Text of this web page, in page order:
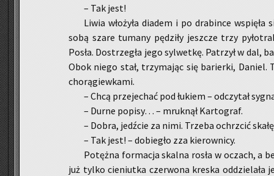
– Tak jest!
Liwia wło­ży­ła dia­dem i po dra­bin­ce
sobą szare tu­ma­ny pę­dzi­ły jesz­cze trzy
Posła. Do­strze­gła jego syl­wet­kę. Pa­trzył w dal,
Obok niego stał, trzy­ma­jąc się ba­rier­ki, Da­niel.
cho­rą­giew­ka­mi.
– Chcą prze­je­chać pod łu­kiem – od­czy­tał
– Durne po­pi­sy… – mruk­nął Kar­to­graf.
– Dobra, jedź­cie za nimi. Trze­ba ochrzcić
– Tak jest! – do­bie­gło zza kie­row­ni­cy.
Po­tęż­na for­ma­cja skal­na rosła w oczach, a
już tylko cie­niut­ka czer­wo­na kre­ska od­dzie­la­ła